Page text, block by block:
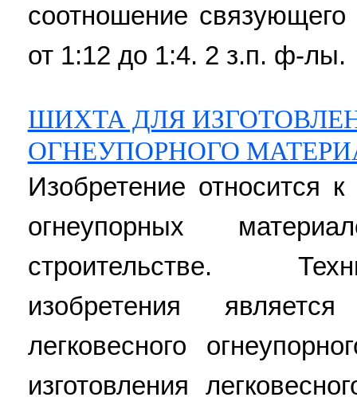
соотношение
от 1:12 до 1:4. 2 з.п. ф-лы.
ШИХТА ДЛЯ
ОГНЕУПОРНОГО
Изобретение относится
огнеупорных
строительстве.
изобретения
легковесного
изготовления